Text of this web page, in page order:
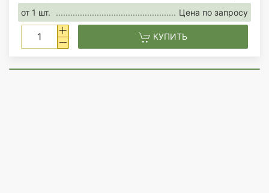
от 1 шт. Цена по запросу
КУПИТЬ